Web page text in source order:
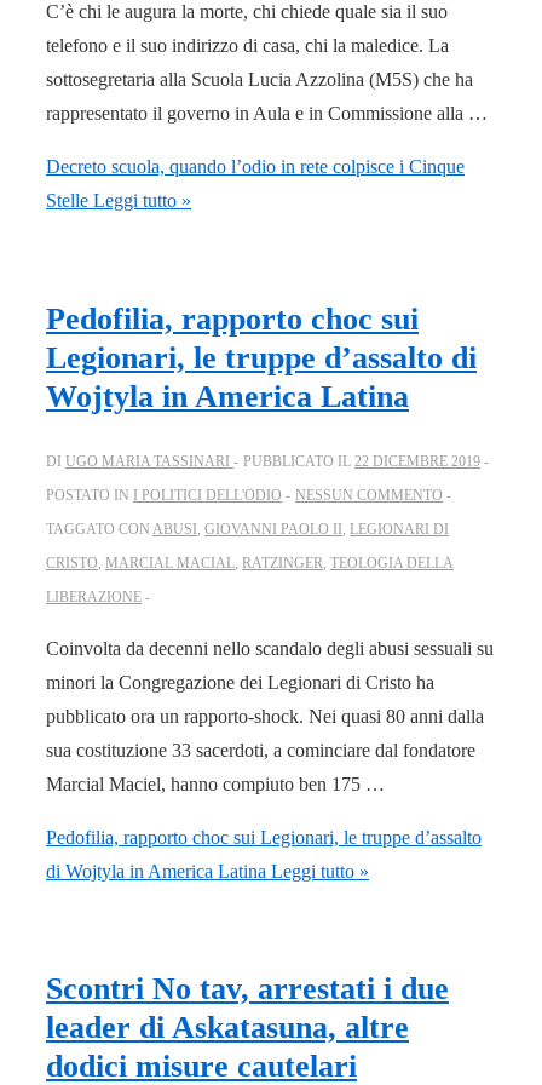
C’è chi le augura la morte, chi chiede quale sia il suo
telefono e il suo indirizzo di casa, chi la maledice. La
sottosegretaria alla Scuola Lucia Azzolina (M5S) che ha
rappresentato il governo in Aula e in Commissione alla …
Decreto scuola, quando l’odio in rete colpisce i Cinque
Stelle Leggi tutto »
Pedofilia, rapporto choc sui
Legionari, le truppe d’assalto di
Wojtyla in America Latina
DI UGO MARIA TASSINARI PUBBLICATO IL 22 DICEMBRE 2019
POSTATO IN I POLITICI DELL'ODIO
NESSUN COMMENTO
TAGGATO CON ABUSI GIOVANNI PAOLO II LEGIONARI DI
CRISTO MARCIAL MACIAL RATZINGER TEOLOGIA DELLA
LIBERAZIONE
Coinvolta da decenni nello scandalo degli abusi sessuali su
minori la Congregazione dei Legionari di Cristo ha
pubblicato ora un rapporto-shock. Nei quasi 80 anni dalla
sua costituzione 33 sacerdoti, a cominciare dal fondatore
Marcial Maciel, hanno compiuto ben 175 …
Pedofilia, rapporto choc sui Legionari, le truppe d’assalto
di Wojtyla in America Latina Leggi tutto »
Scontri No tav, arrestati i due
leader di Askatasuna, altre
dodici misure cautelari